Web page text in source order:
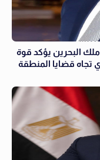
البحرين يؤكد قوة
تجاه قضايا المنطقة